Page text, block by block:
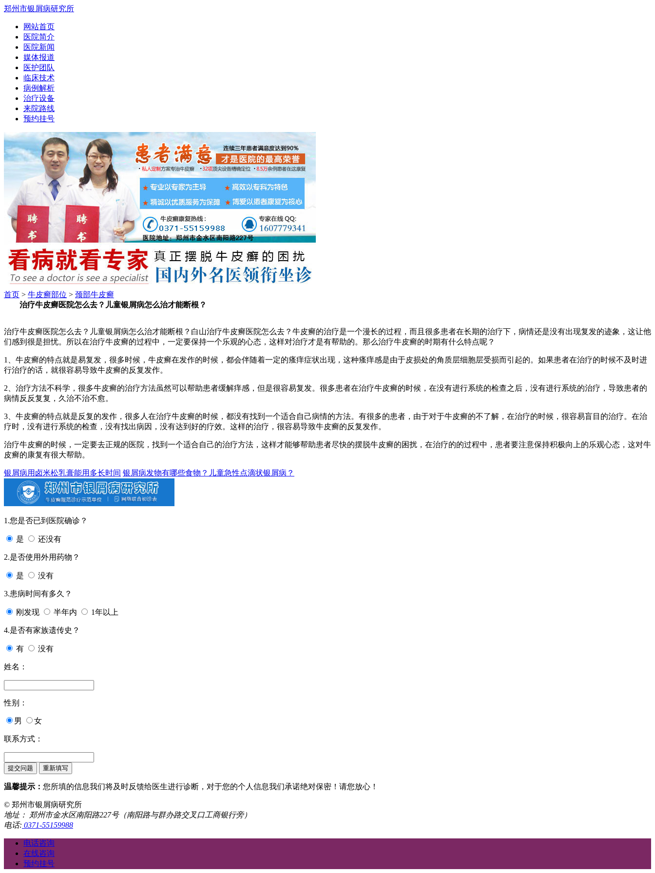
郑州市银屑病研究所
网站首页
医院简介
医院新闻
媒体报道
医护团队
临床技术
病例解析
治疗设备
来院路线
预约挂号
首页 > 牛皮癣部位 > 颈部牛皮癣
治疗牛皮癣医院怎么去？儿童银屑病怎么治才能断根？
治疗牛皮癣医院怎么去？儿童银屑病怎么治才能断根？白山治疗牛皮癣医院怎么去？牛皮癣的治疗是一个漫长的过程，而且很多患者在长期的治疗下，病情还是没有出现复发的迹象，这让他
们感到很是担忧。所以在治疗牛皮癣的过程中，一定要保持一个乐观的心态，这样对治疗才是有帮助的。那么治疗牛皮癣的时期有什么特点呢？
1、牛皮癣的特点就是易复发，很多时候，牛皮癣在发作的时候，都会伴随着一定的瘙痒症状出现，这种瘙痒感是由于皮损处的角质层细胞层受损而引起的。如果患者在治疗的时候不及时进
行治疗的话，就很容易导致牛皮癣的反复发作。
2、治疗方法不科学，很多牛皮癣的治疗方法虽然可以帮助患者缓解痒感，但是很容易复发。很多患者在治疗牛皮癣的时候，在没有进行系统的检查之后，没有进行系统的治疗，导致患者的
病情反反复复，久治不治不愈。
3、牛皮癣的特点就是反复的发作，很多人在治疗牛皮癣的时候，都没有找到一个适合自己病情的方法。有很多的患者，由于对于牛皮癣的不了解，在治疗的时候，很容易盲目的治疗。在治
疗时，没有进行系统的检查，没有找出病因，没有达到好的疗效。这样的治疗，很容易导致牛皮癣的反复发作。
治疗牛皮癣的时候，一定要去正规的医院，找到一个适合自己的治疗方法，这样才能够帮助患者尽快的摆脱牛皮癣的困扰，在治疗的的过程中，患者要注意保持积极向上的乐观心态，这对牛
皮癣的康复有很大帮助。
银屑病用卤米松乳膏能用多长时间 银屑病发物有哪些食物？儿童急性点滴状银屑病？
1.您是否已到医院确诊？
是 还没有
2.是否使用外用药物？
是 没有
3.患病时间有多久？
刚发现 半年内 1年以上
4.是否有家族遗传史？
有 没有
姓名：
性别：
男 女
联系方式：
温馨提示： 您所填的信息我们将及时反馈给医生进行诊断，对于您的个人信息我们承诺绝对保密！请您放心！
© 郑州市银屑病研究所
地址： 郑州市金水区南阳路227号（南阳路与群办路交叉口工商银行旁）
电话: 0371-55159988
电话咨询
在线咨询
预约挂号